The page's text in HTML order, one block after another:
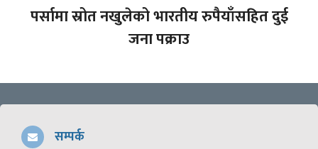
पर्सामा स्रोत नखुलेको भारतीय रुपैयाँसहित दुई
जना पक्राउ
सम्पर्क